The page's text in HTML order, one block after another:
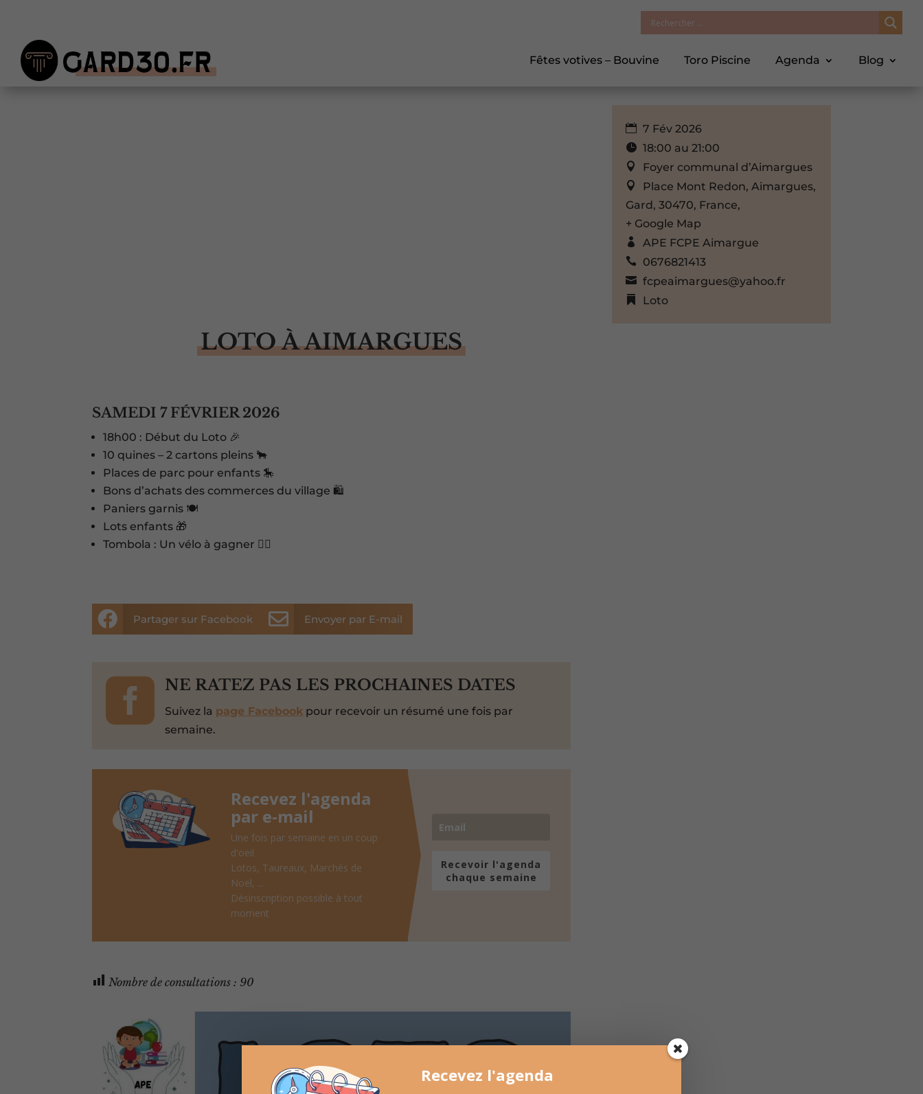
Fêtes votives – Bouvine Toro Piscine Agenda Blog
LOTO À AIMARGUES
SAMEDI 7 FÉVRIER 2026
18h00 : Début du Loto 🎉
10 quines – 2 cartons pleins 🐂
Places de parc pour enfants 🎠
Bons d’achats des commerces du village 🛍️
Paniers garnis 🍽️
Lots enfants 🎁
Tombola : Un vélo à gagner 🚴‍♂️
 Partager sur Facebook  Envoyer par E-mail
 NE RATEZ PAS LES PROCHAINES DATES
Suivez la page Facebook pour recevoir un résumé une fois par
semaine.
Recevez l'agenda
par e-mail
Une fois par semaine en un coup
d'oeil
Lotos, Taureaux, Marchés de
Noël, ...
Désinscription possible à tout
moment
Recevoir l'agenda
chaque semaine
Nombre de consultations : 90
7 Fév 2026
18:00 au 21:00
Foyer communal d’Aimargues
Place Mont Redon, Aimargues,
Gard, 30470, France,
+ Google Map
APE FCPE Aimargue
0676821413
fcpeaimargues@yahoo.fr
Loto
Recevez l'agenda